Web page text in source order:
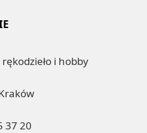
i hobby
37 20